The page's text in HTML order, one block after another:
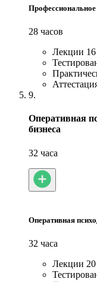
Профессиональное
28 часов
Лекции
9.
Оперативная
бизнеса
32 часа
Оперативная
32 часа
Лекции